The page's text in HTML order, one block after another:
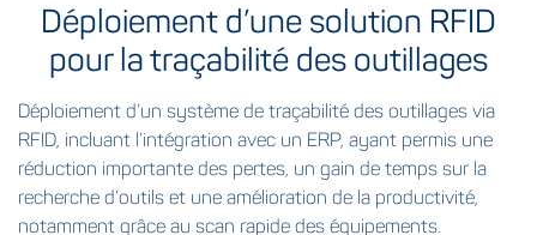
Déploiement d’une solution RFID
pour la traçabilité des outillages
Déploiement d’un système de traçabilité des outillages via
RFID, incluant l’intégration avec un ERP, ayant permis une
réduction importante des pertes, un gain de temps sur la
recherche d’outils et une amélioration de la productivité,
notamment grâce au scan rapide des équipements.